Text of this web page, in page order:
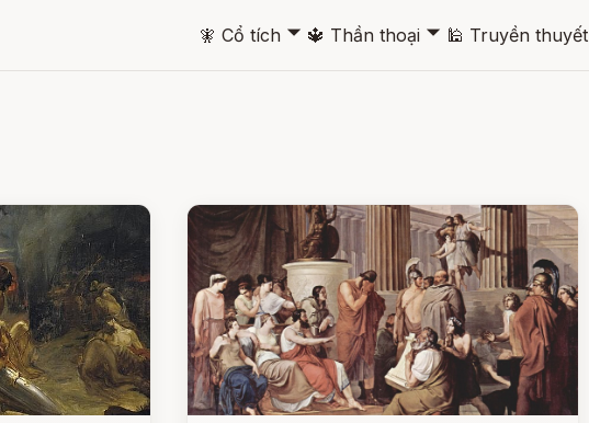
🧚 Cổ tích 🞃 🔱 Thần thoại 🞃 🕌 Truyền thuyết